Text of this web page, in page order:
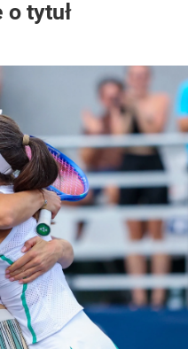
tytuł